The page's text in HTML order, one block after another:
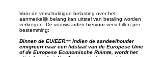
Voor de verschuldigde belasting over het
aanmerkelijk belang kan uitstel van betaling worden
verkregen. De voorwaarden hiervoor verschillen per
bestemming:
Binnen de EU/EER:** Indien de aandeelhouder
emigreert naar een lidstaat van de Europese Unie
of de Europese Economische Ruimte, wordt het